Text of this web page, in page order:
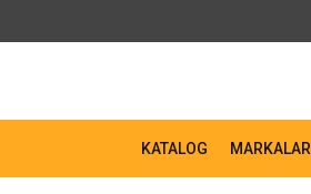
KATALOG MARKALAR